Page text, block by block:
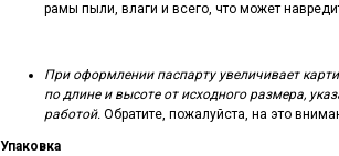
рамы пыли, влаги и всего, что может
При оформлении паспарту увеличивает
по длине и высоте от исходного размера,
работой. Обратите, пожалуйста, на это
Упаковка